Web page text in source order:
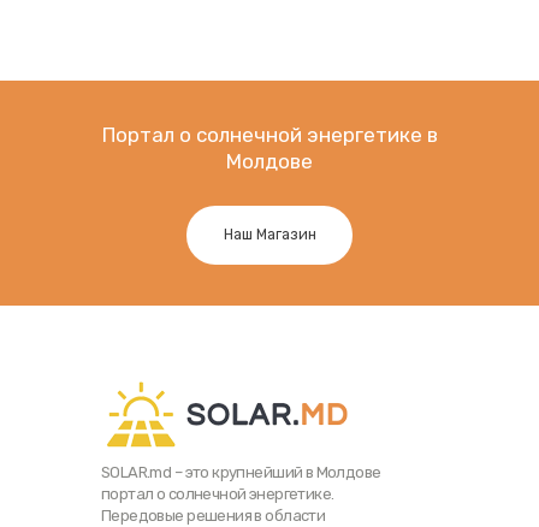
Портал о солнечной энергетике в
Молдове
Наш Магазин
SOLAR.md – это крупнейший в Молдове
портал о солнечной энергетике.
Передовые решения в области